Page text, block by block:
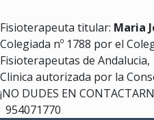
Fisioterapeuta titular: Maria
Colegiada nº 1788 por el
Fisioterapeutas de Andalucia,
Clinica autorizada por la
¡NO DUDES EN
954071770